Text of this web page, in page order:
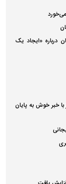
درباره «ایجاد یک
با خبر خوش به پایان